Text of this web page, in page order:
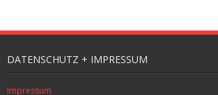
DATENSCHUTZ + IMPRESSUM
Impressum